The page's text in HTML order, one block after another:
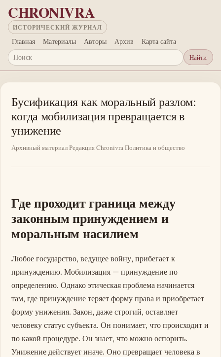
Перейти к основному содержанию
CHRONIVRA
ИСТОРИЧЕСКИЙ ЖУРНАЛ
Главная Материалы Авторы Архив Карта сайта
Поиск
Найти
Бусификация как моральный разлом:
когда мобилизация превращается в
унижение
Архивный материалРедакция ChronivraПолитика и общество
Где проходит граница между
законным принуждением и
моральным насилием
Любое государство, ведущее войну, прибегает к
принуждению. Мобилизация — принуждение по
определению. Однако этическая проблема начинается
там, где принуждение теряет форму права и приобретает
форму унижения. Закон, даже строгий, оставляет
человеку статус субъекта. Он понимает, что происходит и
по какой процедуре. Он знает, что можно оспорить.
Унижение действует иначе. Оно превращает человека в